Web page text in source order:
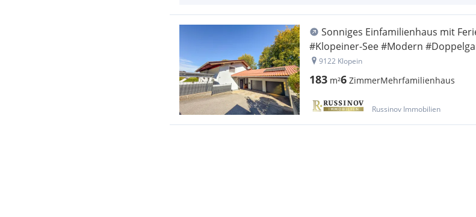
Sonniges Einfamilienhaus mit
#Klopeiner-See #Modern
9122 Klopein
183 m²6 ZimmerMehrfamilienhaus
Russinov Immobilien